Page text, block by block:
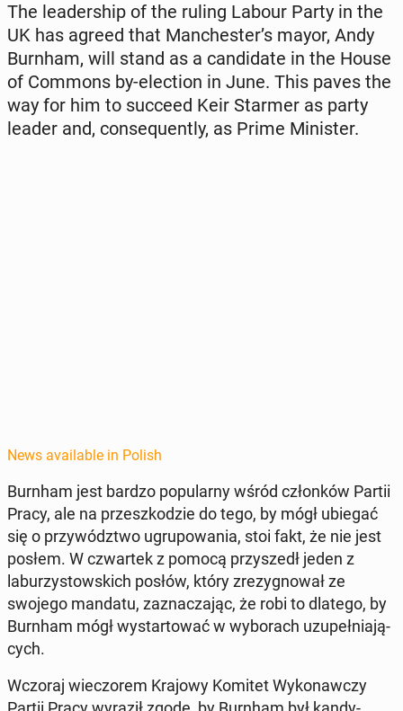
The lead­er­ship of the ruling Labour Party in the
UK has agreed that Man­ches­ter’s mayor, Andy
Burnham, will stand as a can­di­date in the House
of Commons by-elec­tion in June. This paves the
way for him to succeed Keir Starmer as party
leader and, con­se­quent­ly, as Prime Min­is­ter.
News available in Polish
Burnham jest bardzo pop­u­larny wśród członków Partii
Pracy, ale na przeszkodzie do tego, by mógł ubiegać
się o przy­wództ­wo ugrupowa­nia, stoi fakt, że nie jest
posłem. W czwartek z pomocą przyszedł jeden z
laburzys­tows­kich posłów, który zrezyg­nował ze
swojego mandatu, za­z­nacza­jąc, że robi to dlatego, by
Burnham mógł wys­tar­tować w wyb­o­rach uzu­peł­ni­a­ją­
cych.
Wczoraj wiec­zorem Krajowy Komitet Wykon­aw­czy